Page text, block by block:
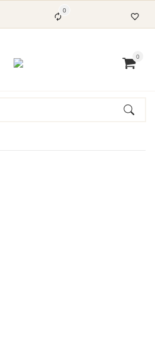
0
0